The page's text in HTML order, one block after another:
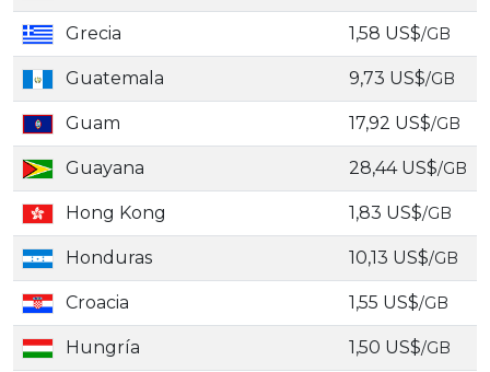
Grecia 1,58 US$/GB
Guatemala 9,73 US$/GB
Guam 17,92 US$/GB
Guayana 28,44 US$/GB
Hong Kong 1,83 US$/GB
Honduras 10,13 US$/GB
Croacia 1,55 US$/GB
Hungría 1,50 US$/GB